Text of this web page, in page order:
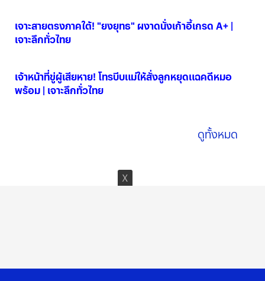
เจาะสายตรงภาคใต้! "ยงยุทธ" ผงาดนั่งเก้าอี้เกรด A+ |
เจาะลึกทั่วไทย
เจ้าหน้าที่ขู่ผู้เสียหาย! โทรบีบแม่ให้สั่งลูกหยุดแฉคดีหมอ
พร้อม | เจาะลึกทั่วไทย
ดูทั้งหมด